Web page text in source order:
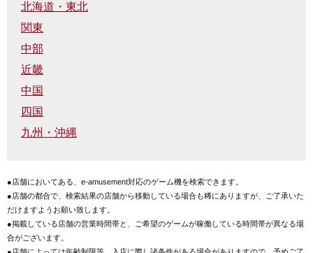
北海道・東北
関東
中部
近畿
中国
四国
九州・沖縄
●店舗においてある、e-amusement対応のゲーム機を検索できます。
●店舗の都合で、検索結果の店舗から移動している場合も稀にありますが、ご了承いた
だけますようお願い致します。
●掲載している店舗の営業時間帯と、ご希望のゲームが稼働している時間帯が異なる場
合がございます。